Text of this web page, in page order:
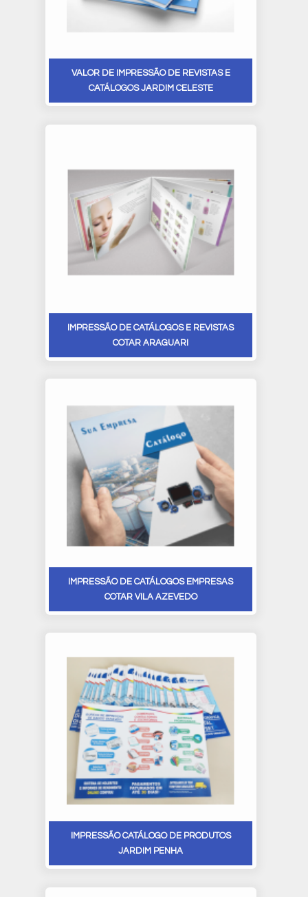
VALOR DE IMPRESSÃO DE REVISTAS E
CATÁLOGOS JARDIM CELESTE
IMPRESSÃO DE CATÁLOGOS E REVISTAS
COTAR ARAGUARI
IMPRESSÃO DE CATÁLOGOS EMPRESAS
COTAR VILA AZEVEDO
IMPRESSÃO CATÁLOGO DE PRODUTOS
JARDIM PENHA